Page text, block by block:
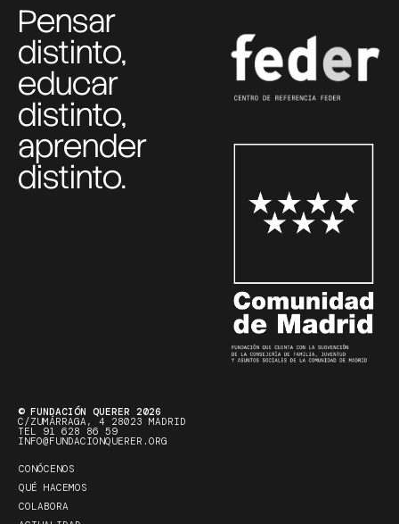
Pensar
distinto,
educar
distinto,
aprender
distinto.
© FUNDACIÓN QUERER 2026
C/ZUMÁRRAGA, 4 28023 MADRID
TEL 91 628 86 59
INFO@FUNDACIONQUERER.ORG
CONÓCENOS
QUÉ HACEMOS
COLABORA